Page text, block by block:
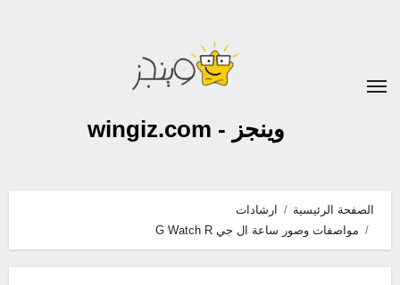
وينجز - wingiz.com
الصفحة الرئيسية
ارشادات
مواصفات وصور ساعة ال جي G Watch R